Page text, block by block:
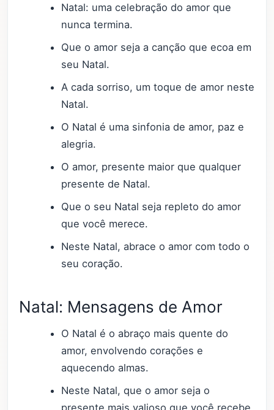
Natal: uma celebração do amor que
nunca termina.
Que o amor seja a canção que ecoa em
seu Natal.
A cada sorriso, um toque de amor neste
Natal.
O Natal é uma sinfonia de amor, paz e
alegria.
O amor, presente maior que qualquer
presente de Natal.
Que o seu Natal seja repleto do amor
que você merece.
Neste Natal, abrace o amor com todo o
seu coração.
Natal: Mensagens de Amor
O Natal é o abraço mais quente do
amor, envolvendo corações e
aquecendo almas.
Neste Natal, que o amor seja o
presente mais valioso que você recebe